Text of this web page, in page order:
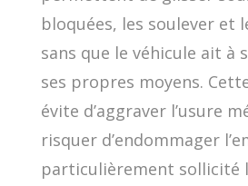
bloquées, les soulever et
sans que le véhicule ait à
ses propres moyens.
évite d’aggraver l’usure
risquer d’endommager
particulièrement sollicité